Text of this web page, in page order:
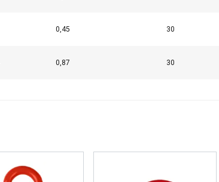
0,45 30
0,87 30